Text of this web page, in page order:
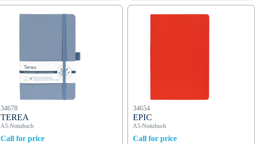
34678
TEREA
A5-Notizbuch
Call for price
34654
EPIC
A5-Notizbuch
Call for price